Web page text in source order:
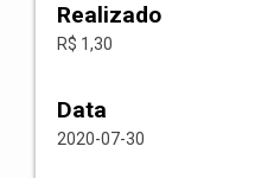
Realizado
R$ 1,30
Data
2020-07-30